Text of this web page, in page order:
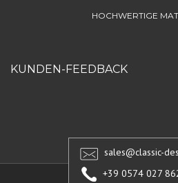
HOCHWERTIGE
KUNDEN-FEEDBACK
sales@classic-
+39 0574 027